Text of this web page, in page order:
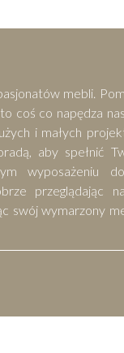
mebli.
coś co napędza
i małych
aby spełnić
wyposażeniu
przeglądając
swój wymarzony